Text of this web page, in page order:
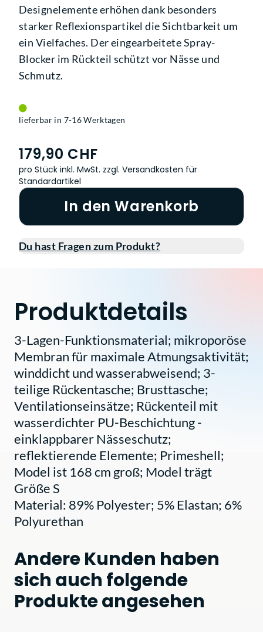
Designelemente erhöhen dank besonders
starker Reflexionspartikel die Sichtbarkeit um
ein Vielfaches. Der eingearbeitete Spray-
Blocker im Rückteil schützt vor Nässe und
Schmutz.
lieferbar in 7-16 Werktagen
179,90 CHF
pro Stück inkl. MwSt. zzgl. Versandkosten für
Standardartikel
In den Warenkorb
Du hast Fragen zum Produkt?
Produktdetails
3-Lagen-Funktionsmaterial; mikroporöse
Membran für maximale Atmungsaktivität;
winddicht und wasserabweisend; 3-
teilige Rückentasche; Brusttasche;
Ventilationseinsätze; Rückenteil mit
wasserdichter PU-Beschichtung -
einklappbarer Nässeschutz;
reflektierende Elemente; Primeshell;
Model ist 168 cm groß; Model trägt
Größe S
Material: 89% Polyester; 5% Elastan; 6%
Polyurethan
Andere Kunden haben
sich auch folgende
Produkte angesehen